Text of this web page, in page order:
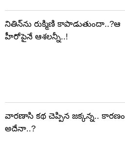
నితిన్‌ను రుక్మిణి కాపాడుతుందా..?ఆ
హీరోపైనే ఆశలన్నీ..!
వారణాసి కథ చెప్పిన జక్కన్న.. కారణం
అదేనా..?